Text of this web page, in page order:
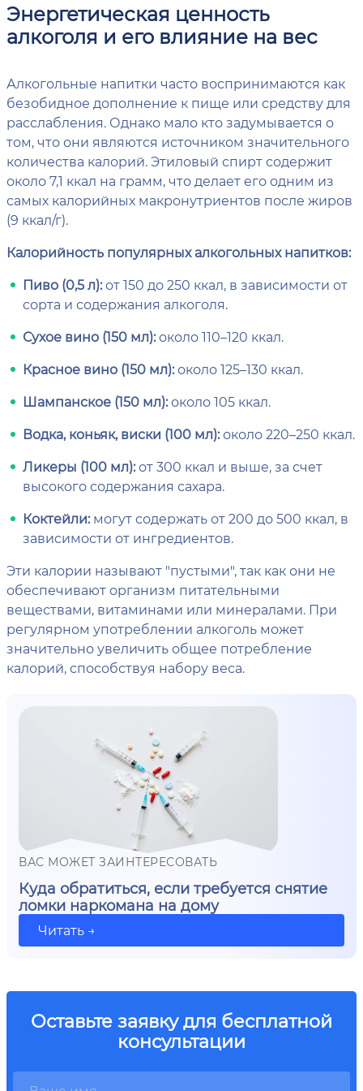
Энергетическая ценность
алкоголя и его влияние на вес
Алкогольные напитки часто воспринимаются как
безобидное дополнение к пище или средству для
расслабления. Однако мало кто задумывается о
том, что они являются источником значительного
количества калорий. Этиловый спирт содержит
около 7,1 ккал на грамм, что делает его одним из
самых калорийных макронутриентов после жиров
(9 ккал/г).
Калорийность популярных алкогольных напитков:
Пиво (0,5 л):от 150 до 250 ккал, в зависимости от
сорта и содержания алкоголя.
Сухое вино (150 мл):около 110–120 ккал.
Красное вино (150 мл):около 125–130 ккал.
Шампанское (150 мл):около 105 ккал.
Водка, коньяк, виски (100 мл):около 220–250 ккал.
Ликеры (100 мл):от 300 ккал и выше, за счет
высокого содержания сахара.
Коктейли:могут содержать от 200 до 500 ккал, в
зависимости от ингредиентов.
Эти калории называют "пустыми", так как они не
обеспечивают организм питательными
веществами, витаминами или минералами. При
регулярном употреблении алкоголь может
значительно увеличить общее потребление
калорий, способствуя набору веса.
ВАС МОЖЕТ ЗАИНТЕРЕСОВАТЬ
Куда обратиться, если требуется снятие
ломки наркомана на дому
Читать →
Оставьте заявку для бесплатной
консультации